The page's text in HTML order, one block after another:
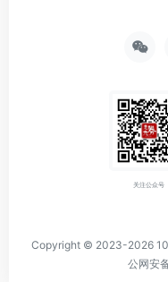
关注公众号
Copyright © 2023-2026
公网安